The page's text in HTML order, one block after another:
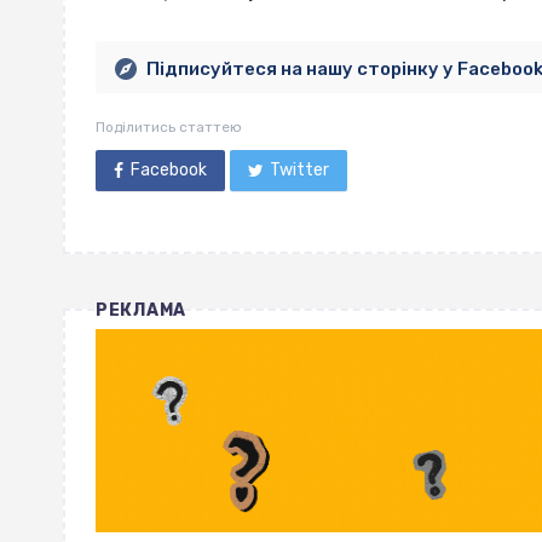
Підписуйтеся на нашу сторінку у Facebook
Поділитись статтею
Facebook Twitter
РЕКЛАМА